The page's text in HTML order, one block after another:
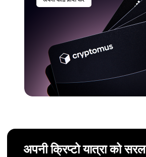
अपनी क्रिप्टो यात्रा को सरल